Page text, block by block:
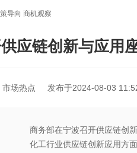
导向 商机观察
应链创新与应用
场热点 发布于2024-08-03
商务部在宁波召开供应链创
化工行业供应链创新应用方